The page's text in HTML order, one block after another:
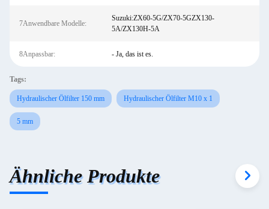
7Anwendbare Modelle:
Suzuki:ZX60-5G/ZX70-5GZX130-
5A/ZX130H-5A
8Anpassbar: - Ja, das ist es.
Tags:
Hydraulischer Ölfilter 150 mm Hydraulischer Ölfilter M10 x 1
5 mm
Ähnliche Produkte